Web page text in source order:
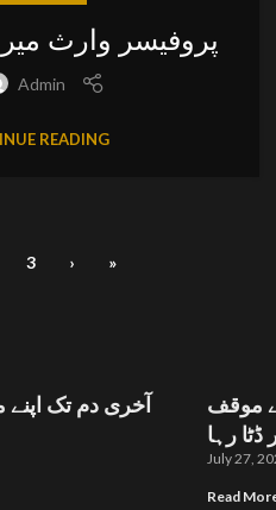
پروفیسر وارث
Admin
READING
3 › »
آخری دم تک اپنے
موقف
ڈٹا رہا
July 27,
Read